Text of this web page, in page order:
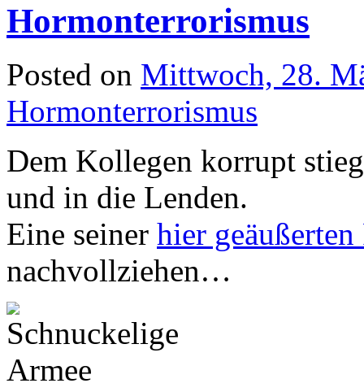
Hormonterrorismus
Posted on Mittwoch, 28.
Hormonterrorismus
Dem Kollegen korrupt
und in die Lenden.
Eine seiner hier geäußerten
nachvollziehen…